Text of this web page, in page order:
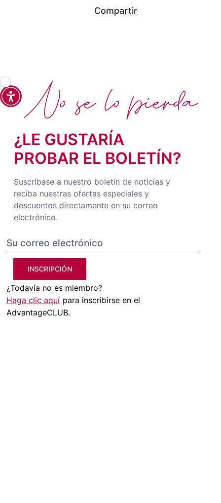
Compartir
¿LE GUSTARÍA
PROBAR EL BOLETÍN?
Suscríbase a nuestro boletín de noticias y
reciba nuestras ofertas especiales y
descuentos directamente en su correo
electrónico.
INSCRIPCIÓN
¿Todavía no es miembro?
Haga clic aquí para inscribirse en el
AdvantageCLUB.
No se lo pierda